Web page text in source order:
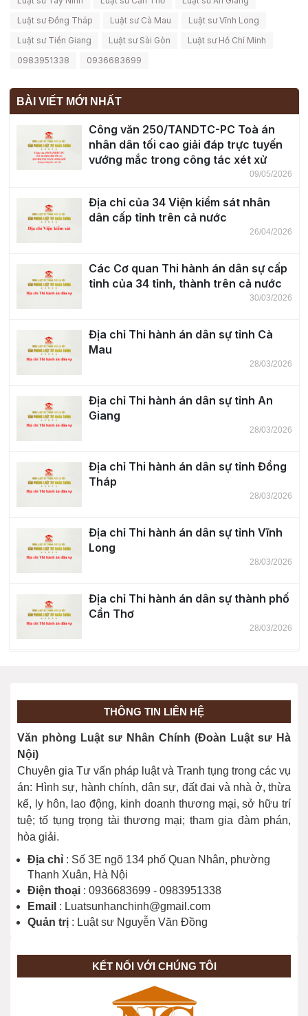
Luật sư Đồng Tháp
Luật sư Cà Mau
Luật sư Vĩnh Long
Luật sư Tiền Giang
Luật sư Sài Gòn
Luật sư Hồ Chí Minh
0983951338
0936683699
BÀI VIẾT MỚI NHẤT
Công văn 250/TANDTC-PC Toà án
nhân dân tối cao giải đáp trực tuyến
vướng mắc trong công tác xét xử
09/05/2026
Địa chỉ của 34 Viện kiểm sát nhân
dân cấp tỉnh trên cả nước
26/04/2026
Các Cơ quan Thi hành án dân sự cấp
tỉnh của 34 tỉnh, thành trên cả nước
30/03/2026
Địa chỉ Thi hành án dân sự tỉnh Cà
Mau
28/03/2026
Địa chỉ Thi hành án dân sự tỉnh An
Giang
28/03/2026
Địa chỉ Thi hành án dân sự tỉnh Đồng
Tháp
28/03/2026
Địa chỉ Thi hành án dân sự tỉnh Vĩnh
Long
28/03/2026
Địa chỉ Thi hành án dân sự thành phố
Cần Thơ
28/03/2026
Địa chỉ Thi hành án dân sự thành phố
Đồng Nai
THÔNG TIN LIÊN HỆ
Văn phòng Luật sư Nhân Chính (Đoàn Luật sư Hà
Nội)
Chuyên gia Tư vấn pháp luật và Tranh tụng trong các vụ
án: Hình sự, hành chính, dân sự, đất đai và nhà ở, thừa
kế, ly hôn, lao động, kinh doanh thương mại, sở hữu trí
tuệ; tố tụng trọng tài thương mại; tham gia đàm phán,
hòa giải.
Địa chỉ : Số 3E ngõ 134 phố Quan Nhân, phường
Thanh Xuân, Hà Nội
Điện thoại : 0936683699 - 0983951338
Email : Luatsunhanchinh@gmail.com
Quản trị : Luật sư Nguyễn Văn Đồng
KẾT NỐI VỚI CHÚNG TÔI